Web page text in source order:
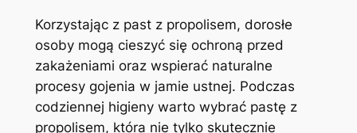
Korzystając z past z ‌propolisem, dorosłe
osoby mogą cieszyć się ochroną ⁢przed
zakażeniami​ oraz⁢ wspierać naturalne
procesy gojenia w jamie ustnej. Podczas
codziennej higieny warto wybrać pastę z
propolisem, która nie tylko skutecznie